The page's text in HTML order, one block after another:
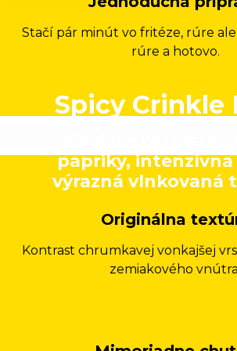
Stačí pár minút vo fritéze, rúre
rúre a hotovo.
Spicy Crinkle
papriky,
výrazná vlnkovaná
Originálna
Kontrast chrumkavej vonkajšej
zemiakového